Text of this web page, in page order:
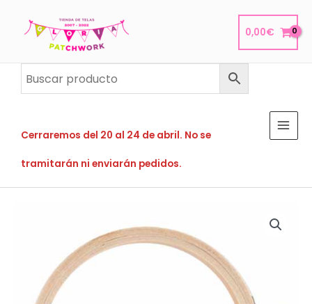
0,00€
Cerraremos del 20 al 24 de abril. No se
tramitarán ni enviarán pedidos.